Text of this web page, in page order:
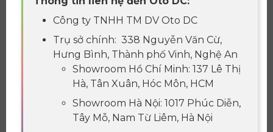
Công ty TNHH TM DV Oto DC
Trụ sở chính: 338 Nguyễn Văn Cừ,
Hưng Bình, Thành phố Vinh, Nghệ An
Showroom Hồ Chí Minh: 137 Lê Thị
Hà, Tân Xuân, Hóc Môn, HCM
Showroom Hà Nội: 1017 Phúc Diễn,
Tây Mỗ, Nam Từ Liêm, Hà Nội